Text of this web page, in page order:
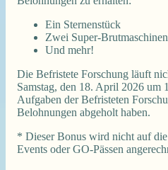
Ein Sternenstück
Zwei Super-Brutmaschinen
Und mehr!
Die Befristete Forschung läuft
Samstag, den 18. April 2026 um
Aufgaben der Befristeten
Belohnungen abgeholt haben.
* Dieser Bonus wird nicht auf
Events oder GO-Pässen